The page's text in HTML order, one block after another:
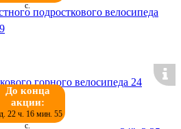
с.
подросткового велосипеда
До конца
акции:
22 ч. 16 мин. 55
с.